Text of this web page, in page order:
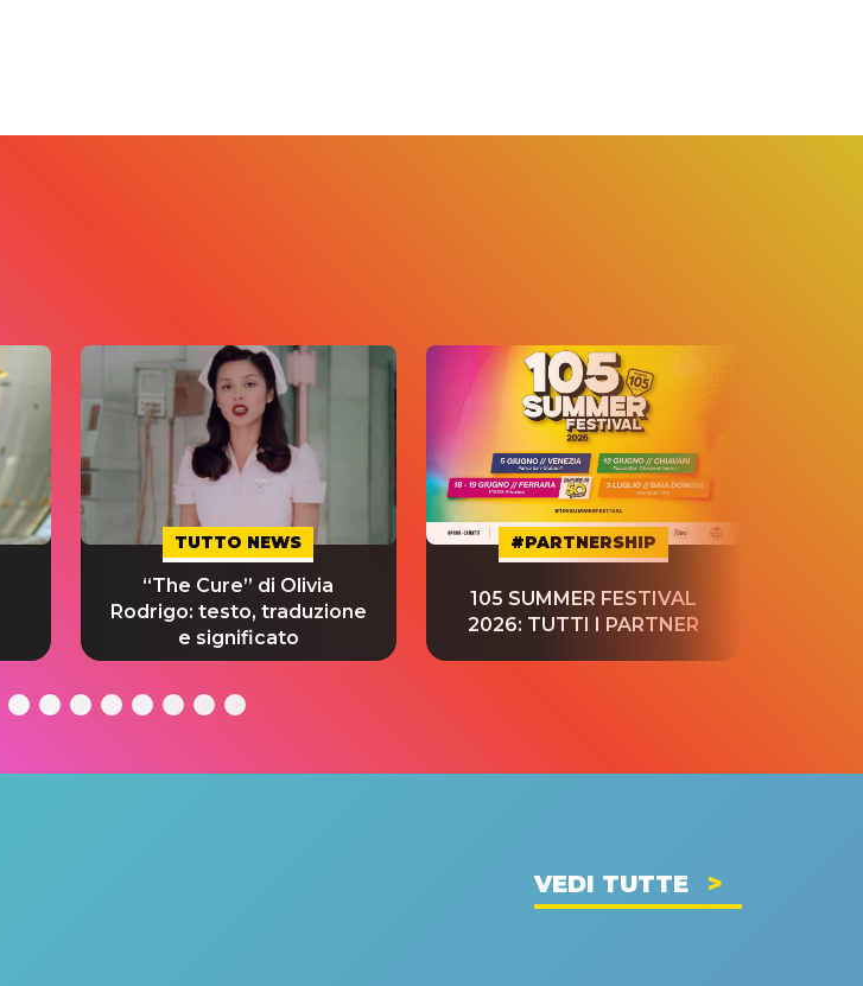
TUTTO NEWS
“The Cure” di Olivia
Rodrigo: testo, traduzione
e significato
#PARTNERSHIP
105 SUMMER FESTIVAL
2026: TUTTI I PARTNER
VEDI TUTTE